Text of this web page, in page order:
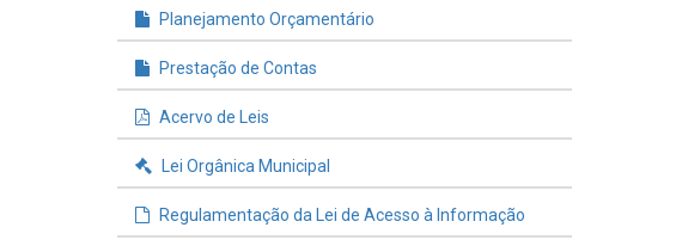
Planejamento Orçamentário
Prestação de Contas
Acervo de Leis
Lei Orgânica Municipal
Regulamentação da Lei de Acesso à Informação